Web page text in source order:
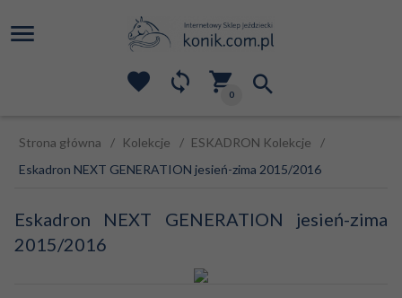
0
Strona główna Kolekcje
ESKADRON Kolekcje
Eskadron NEXT GENERATION jesień-zima 2015/2016
Eskadron NEXT GENERATION jesień-zima
2015/2016